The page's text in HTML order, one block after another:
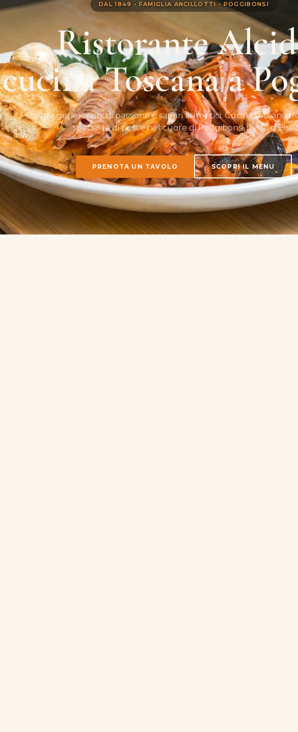
DAL 1849 • FAMIGLIA ANCILLOTTI • POGGIBONSI
Ristorante
Toscana a
Cinque generazioni di passione e sapori autentici. Cucina toscana
specialità di pesce nel cuore di Poggibonsi, in Val d'Elsa.
PRENOTA UN TAVOLO SCOPRI IL MENU